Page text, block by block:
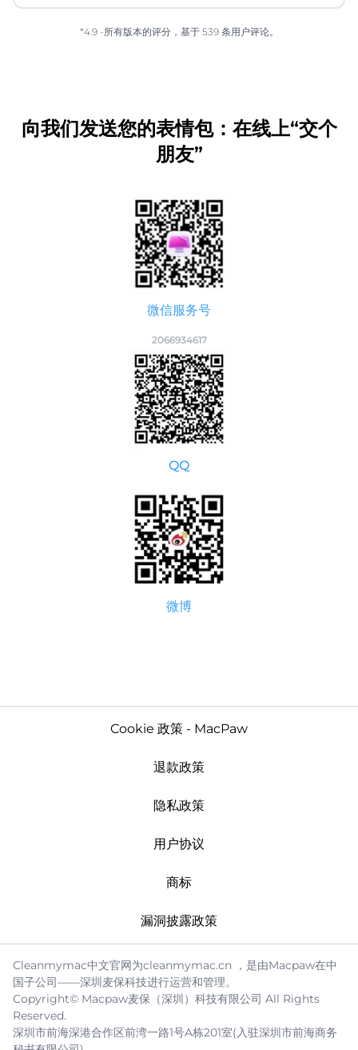
*4.9 -所有版本的评分，基于 539 条用户评论。
向我们发送您的表情包：在线上“交个
朋友”
微信服务号
2066934617
QQ
微博
Cookie 政策 - MacPaw
退款政策
隐私政策
用户协议
商标
漏洞披露政策
Cleanmymac中文官网为cleanmymac.cn ，是由Macpaw在中
国子公司——深圳麦保科技进行运营和管理。
Copyright© Macpaw麦保（深圳）科技有限公司 All Rights
Reserved.
深圳市前海深港合作区前湾一路1号A栋201室(入驻深圳市前海商务